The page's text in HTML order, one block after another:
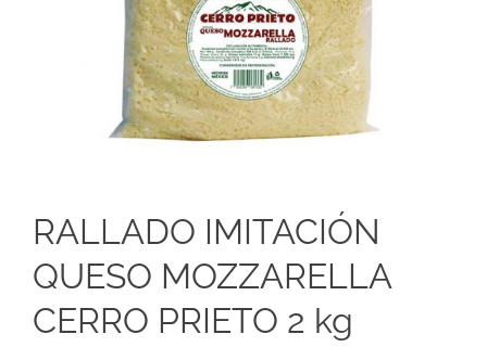
RALLADO IMITACIÓN
QUESO MOZZARELLA
CERRO PRIETO 2 kg